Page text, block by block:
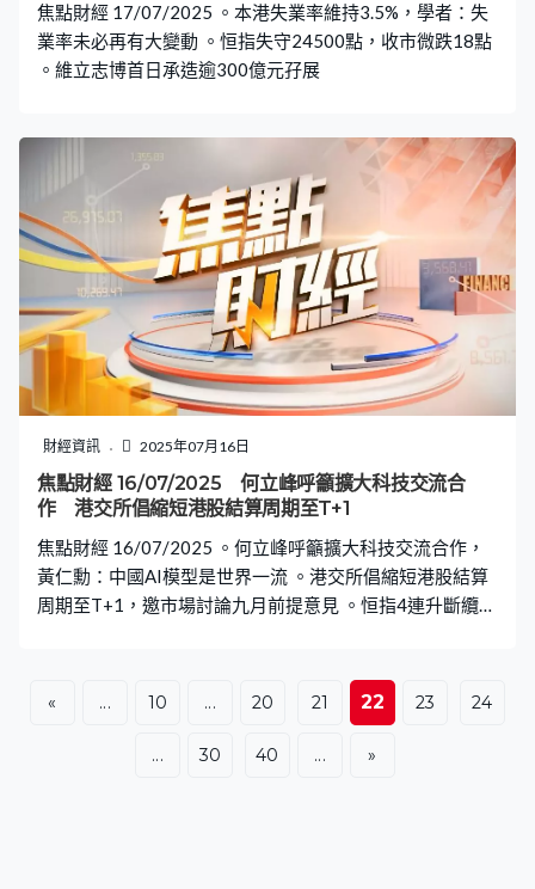
焦點財經 17/07/2025 。本港失業率維持3.5%，學者：失
業率未必再有大變動 。恒指失守24500點，收市微跌18點
。維立志博首日承造逾300億元孖展
財經資訊 2025年07月16日
焦點財經 16/07/2025 何立峰呼籲擴大科技交流合
作 港交所倡縮短港股結算周期至T+1
焦點財經 16/07/2025 。何立峰呼籲擴大科技交流合作，
黃仁勳：中國AI模型是世界一流 。港交所倡縮短港股結算
周期至T+1，邀市場討論九月前提意見 。恒指4連升斷纜低
« ... 10 ... 20 21 22 23 24
... 30 40 ... »